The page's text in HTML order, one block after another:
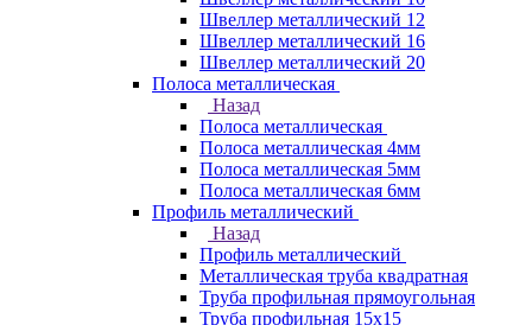
Швеллер металлический 12
Швеллер металлический 16
Швеллер металлический 20
Полоса металлическая
Назад
Полоса металлическая
Полоса металлическая 4мм
Полоса металлическая 5мм
Полоса металлическая 6мм
Профиль металлический
Назад
Профиль металлический
Металлическая труба квадратная
Труба профильная прямоугольная
Труба профильная 15х15